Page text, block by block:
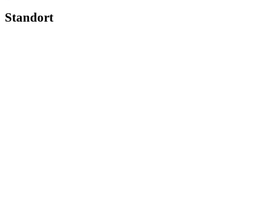
Standort